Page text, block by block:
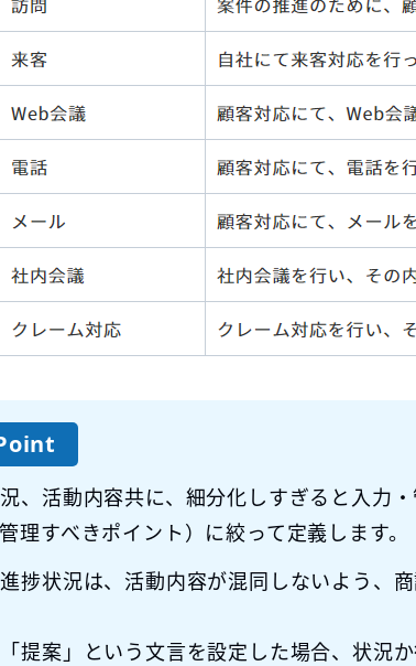
、活動内容共に、細分化しすぎると入力
理すべきポイント）に絞って定義します。
捗状況は、活動内容が混同しないよう、
提案」という文言を設定した場合、状況